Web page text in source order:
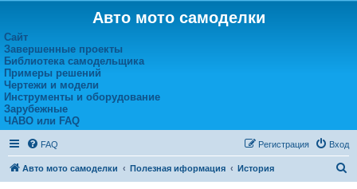
Авто мото самоделки
Сайт
Завершенные проекты
Библиотека самодельщика
Примеры решений
Чертежи и модели
Инструменты и оборудование
Зарубежные
ЧАВО или FAQ
FAQ Вход
Регистрация
Авто мото самоделки Полезная иформация История